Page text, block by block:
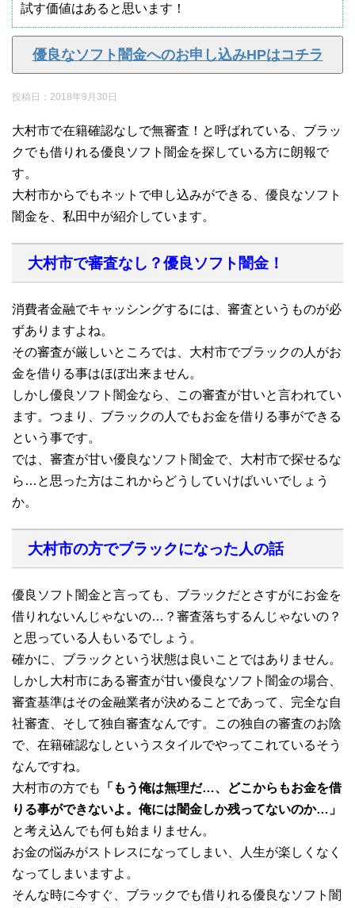
試す価値はあると思います！
優良なソフト闇金へのお申し込みHPはコチラ
投稿日： 2018年9月30日
大村市で在籍確認なしで無審査！と呼ばれている、ブラッ
クでも借りれる優良ソフト闇金を探している方に朗報で
す。
大村市からでもネットで申し込みができる、優良なソフト
闇金を、私田中が紹介しています。
大村市で審査なし？優良ソフト闇金！
消費者金融でキャッシングするには、審査というものが必
ずありますよね。
その審査が厳しいところでは、大村市でブラックの人がお
金を借りる事はほぼ出来ません。
しかし優良ソフト闇金なら、この審査が甘いと言われてい
ます。つまり、ブラックの人でもお金を借りる事ができる
という事です。
では、審査が甘い優良なソフト闇金で、大村市で探せるな
ら…と思った方はこれからどうしていけばいいでしょう
か。
大村市の方でブラックになった人の話
優良ソフト闇金と言っても、ブラックだとさすがにお金を
借りれないんじゃないの…？審査落ちするんじゃないの？
と思っている人もいるでしょう。
確かに、ブラックという状態は良いことではありません。
しかし大村市にある審査が甘い優良なソフト闇金の場合、
審査基準はその金融業者が決めることであって、完全な自
社審査、そして独自審査なんです。この独自の審査のお陰
で、在籍確認なしというスタイルでやってこれているそう
なんですね。
大村市の方でも
「もう俺は無理だ…、どこからもお金を借
りる事ができないよ。俺には闇金しか残ってないのか…」
と考え込んでも何も始まりません。
お金の悩みがストレスになってしまい、人生が楽しくなく
なってしまいますよ。
そんな時に今すぐ、ブラックでも借りれる優良なソフト闇